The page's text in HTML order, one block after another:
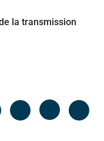
Facebook